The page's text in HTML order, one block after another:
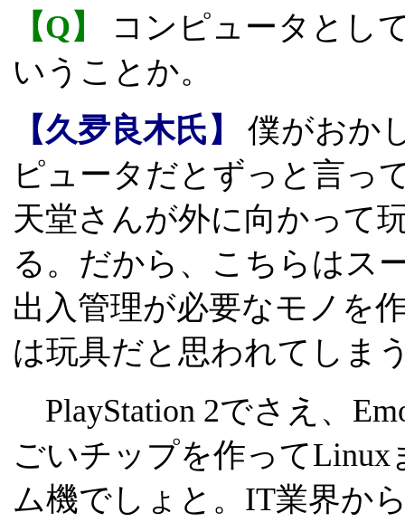
【Q】
コンピュータとし
いうことか。
【久夛良木氏】
僕がおか
ピュータだとずっと言っ
天堂さんが外に向かって
る。だから、こちらはス
出入管理が必要なモノを
は玩具だと思われてしま
PlayStation 2でさえ、
ごいチップを作って
ム機でしょと。IT業界か